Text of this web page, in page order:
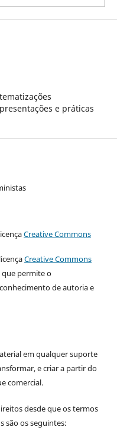
e práticas
Creative Commons
Creative Commons
que permite o
de autoria e
em qualquer suporte
e criar a partir do
comercial.
desde que os termos
são os seguintes: